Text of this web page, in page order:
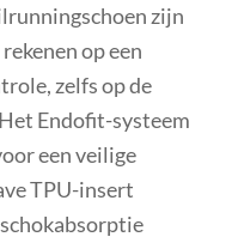
zijn
op een
zelfs op de
Endofit-systeem
een veilige
TPU-insert